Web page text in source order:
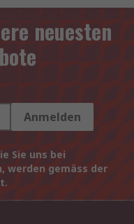
neuesten
Anmelden
Sie uns bei
werden gemäss der